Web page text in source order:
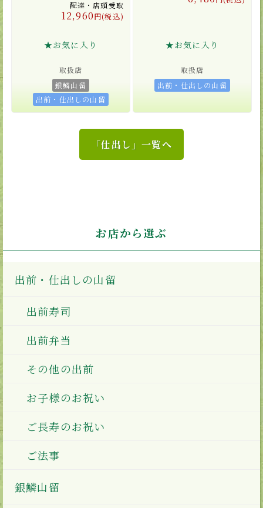
配達・店頭受取
12,960円(税込)
★お気に入り
取扱店
銀鱗山留
出前・仕出しの山留
★お気に入り
取扱店
出前・仕出しの山留
「仕出し」一覧へ
お店から選ぶ
出前・仕出しの山留
出前寿司
出前弁当
その他の出前
お子様のお祝い
ご長寿のお祝い
ご法事
銀鱗山留